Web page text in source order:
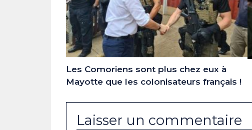
Les Comoriens sont plus chez eux à
Mayotte que les colonisateurs français !
Laisser un commentaire